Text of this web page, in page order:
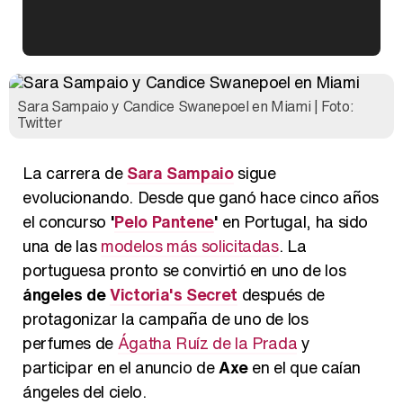
Belén Esteban: "Estoy emocionada, muy contenta y muy feliz por llegar a RTVE"
Sara Sampaio y Candice Swanepoel en Miami | Foto:
Twitter
La carrera deSara Sampaiosigue
evolucionando. Desde que ganó hace cinco años
el concurso 'Pelo Pantene' en Portugal, ha sido
una de lasmodelos más solicitadas. La
portuguesa pronto se convirtió en uno de los
ángeles deVictoria's Secret después de
protagonizar la campaña de uno de los
perfumes deÁgatha Ruíz de la Praday
participar en el anuncio deAxeen el que caían
ángeles del cielo.